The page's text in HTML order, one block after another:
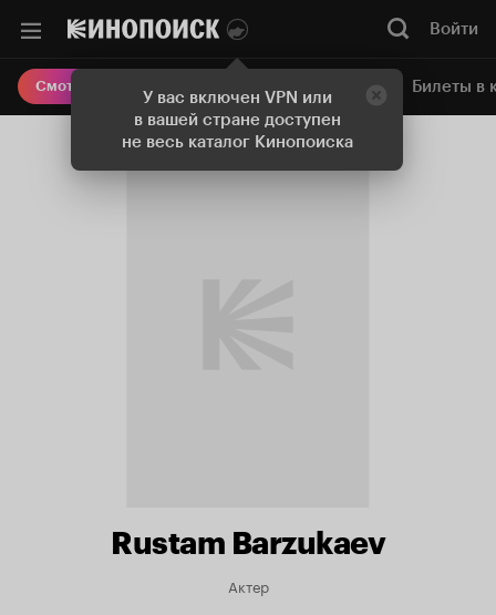
У вас включен VPN или
в вашей стране доступен
не весь каталог Кинопоиска
Войти
Смотреть кино Онлайн-кинотеатр Билеты в
Rustam Barzukaev
Актер